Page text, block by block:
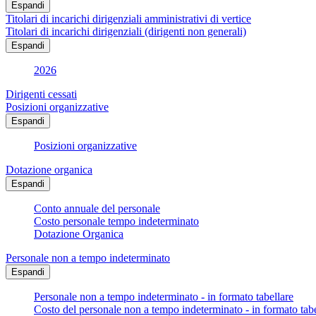
Espandi
Titolari di incarichi dirigenziali amministrativi di vertice
Titolari di incarichi dirigenziali (dirigenti non generali)
Espandi
2026
Dirigenti cessati
Posizioni organizzative
Espandi
Posizioni organizzative
Dotazione organica
Espandi
Conto annuale del personale
Costo personale tempo indeterminato
Dotazione Organica
Personale non a tempo indeterminato
Espandi
Personale non a tempo indeterminato - in formato tabellare
Costo del personale non a tempo indeterminato - in formato